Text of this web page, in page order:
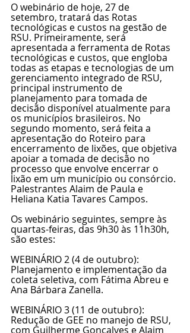
O webinário de hoje, 27 de
setembro, tratará das Rotas
tecnológicas e custos na gestão de
RSU. Primeiramente, será
apresentada a ferramenta de Rotas
tecnológicas e custos, que engloba
todas as etapas e tecnologias de um
gerenciamento integrado de RSU,
principal instrumento de
planejamento para tomada de
decisão disponível atualmente para
os municípios brasileiros. No
segundo momento, será feita a
apresentação do Roteiro para
encerramento de lixões, que objetiva
apoiar a tomada de decisão no
processo que envolve encerrar o
lixão em um município ou consórcio.
Palestrantes Alaim de Paula e
Heliana Katia Tavares Campos.
Os webinário seguintes, sempre às
quartas-feiras, das 9h30 às 11h30h,
são estes:
WEBINÁRIO 2 (4 de outubro):
Planejamento e implementação da
coleta seletiva, com Fátima Abreu e
Ana Bárbara Zanella.
WEBINÁRIO 3 (11 de outubro):
Redução de GEE no manejo de RSU,
com Guilherme Gonçalves e Alaim